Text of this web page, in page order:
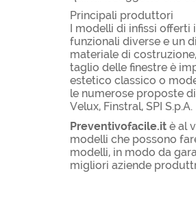
Principali produttori
I modelli di infissi
funzionali diverse e un
materiale di
taglio delle finestre è
estetico classico o
le numerose proposte
Velux, Finstral, SPI S.p.A.
Preventivofacile.it è al
modelli che possono
modelli, in modo da
migliori aziende